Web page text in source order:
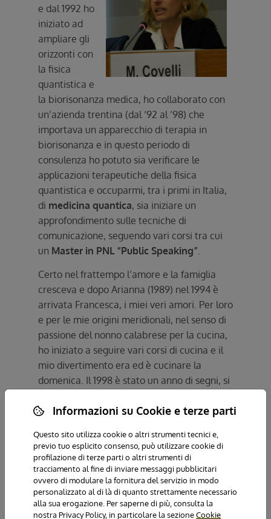
e dal 1992 ho
iniziato ad
ampliare gli
orizzonti con
la fisica
quantistica e
la biorisonanza medica, ho collaborato con
un’azienda trentina (dal ‘92 al ’98) che
importava un apparecchio di terapia in
biorisonanza e in questo periodo di
consulenza ho potuto sia verificare le
applicazioni terapeutiche della fisica
quantistica e occuparmi, tra i primi in Italia,
di medicina quantica, sia iniziare un
approfondimento sulle tecniche di
comunicazione, seguendo vari corsi tra cui
un Master in PNL “Public Speaking”.
Certo nel frattempo l’amore e la famiglia
cresceva e dopo Arianna (1989) nel 1994 è
arrivata Francesca, i miei veri amori. Per loro
e per le mie origini meridionali, nel senso di
passione del nonno calabrese per la cucina,
ho iniziato a seguire vari corsi di cucina e il
mio divertimento era ed è cucinare la
domenica. Il 1998 è stato un anno di segni, si
cara, quasi una sorella per me, ed io ho
notte in ospedale, con mio marito e le mie 2
bimbe piccole lontani, con la
consapevolezza di essere stata miracolata,
scampata a una possibile tetraplegia post
fratture multiple delle vertebre cervicali e
dorsali, ho rivisto la mia vita e il titolo di un
Informazioni su Cookie e terze parti
Questo sito utilizza cookie o altri strumenti tecnici e,
previo tuo esplicito consenso, può utilizzare cookie di
profilazione di terze parti o altri strumenti di
tracciamento al fine di inviare messaggi pubblicitari
ovvero di modulare la fornitura del servizio in modo
personalizzato al di là di quanto strettamente necessario
alla sua erogazione. Per saperne di più, consulta la
nostra Privacy Policy, in particolare la sezioneCookie